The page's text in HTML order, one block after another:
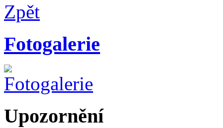
Zpět
Fotogalerie
Upozornění